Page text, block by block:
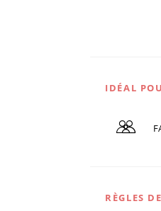
IDÉAL
RÈGLES